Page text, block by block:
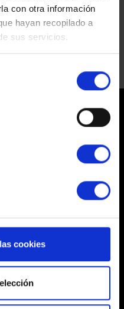
con otra información
hayan recopilado a
sus servicios.
cookies
36. 03502, BENIDORM